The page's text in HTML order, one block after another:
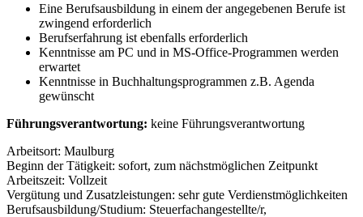
Eine Berufsausbildung in einem der angegebenen Berufe ist
zwingend erforderlich
Berufserfahrung ist ebenfalls erforderlich
Kenntnisse am PC und in MS-Office-Programmen werden
erwartet
Kenntnisse in Buchhaltungsprogrammen z.B. Agenda
gewünscht
Führungsverantwortung: keine Führungsverantwortung
Arbeitsort: Maulburg
Beginn der Tätigkeit: sofort, zum nächstmöglichen Zeitpunkt
Arbeitszeit: Vollzeit
Vergütung und Zusatzleistungen: sehr gute Verdienstmöglichkeiten
Berufsausbildung/Studium: Steuerfachangestellte/r,